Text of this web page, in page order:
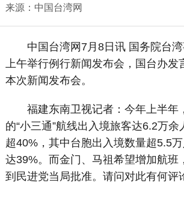
来源：中国台湾网
中国台湾网7月8日讯 国务院台湾
上午举行例行新闻发布会，国台办发
本次新闻发布会。
福建东南卫视记者：今年上半年
的“小三通”航线出入境旅客达6.2万
超40%，其中台胞出入境数量超5.5
达39%。而金门、马祖希望增加航班
到民进党当局批准。请问对此有何评